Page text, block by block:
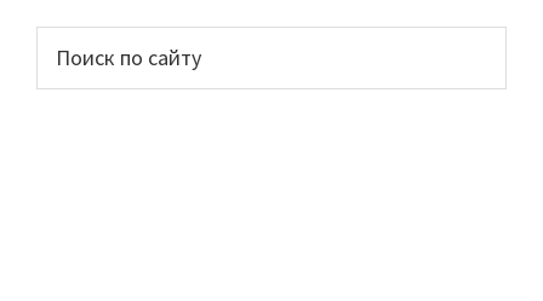
Основной
сайдбар